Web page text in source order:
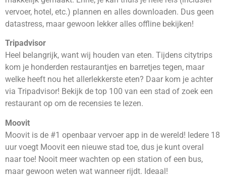
vervoer, hotel, etc.) plannen en alles downloaden. Dus geen
datastress, maar gewoon lekker alles offline bekijken!
Tripadvisor
Heel belangrijk, want wij houden van eten. Tijdens citytrips
kom je honderden restaurantjes en barretjes tegen, maar
welke heeft nou het allerlekkerste eten? Daar kom je achter
via Tripadvisor! Bekijk de top 100 van een stad of zoek een
restaurant op om de recensies te lezen.
Moovit
Moovit is de #1 openbaar vervoer app in de wereld! Iedere 18
uur voegt Moovit een nieuwe stad toe, dus je kunt overal
naar toe! Nooit meer wachten op een station of een bus,
maar gewoon weten wat wanneer rijdt. Ideaal!